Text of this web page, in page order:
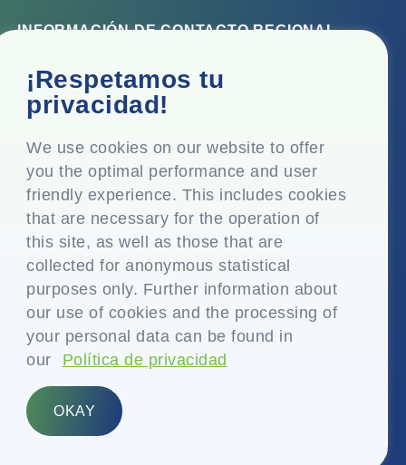
¡Respetamos tu
privacidad!
We use cookies on our website to offer
you the optimal performance and user
friendly experience. This includes cookies
that are necessary for the operation of
this site, as well as those that are
collected for anonymous statistical
purposes only. Further information about
our use of cookies and the processing of
your personal data can be found in
our
Política de privacidad
OKAY
INFORMACIÓN DE CONTACTO REGIONAL
Oficina corporativa
Top Floor, Times Tower, Kamala City, Senapati Bapat
Marg, Lower Parel, Mumbai - 400 013, Maharashtra,
Domicilio social
P.O. Vasind, Taluka Shahapur, Dist. Thane - 421 604,
Maharashtra India
+91-22-24819000
info@eplglobal.com
Spanish
Copyright © 2026- EPL Limited
(anteriormente conocida como Essel Propack Limited)